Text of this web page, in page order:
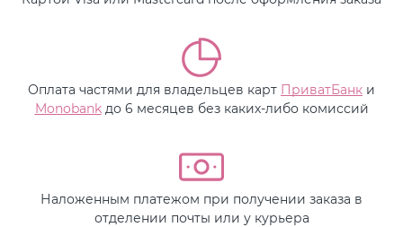
Оплата частями для владельцев карт ПриватБанк и
Monobankдо 6 месяцев без каких-либо комиссий
Наложенным платежом при получении заказа в
отделении почты или у курьера